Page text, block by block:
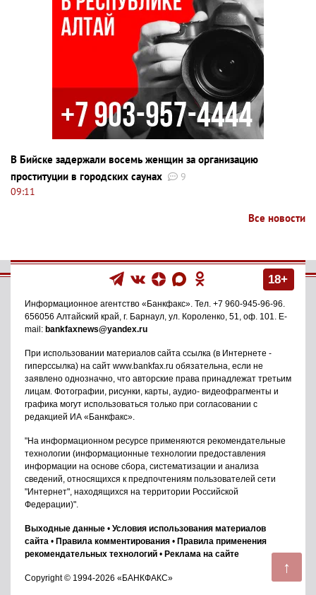
↑
В Бийске задержали восемь женщин за организацию
проституции в городских саунах
9
09:11
Все новости
18+
Информационное агентство «Банкфакс». Тел. +7 960-945-96-96.
656056 Алтайский край, г. Барнаул, ул. Короленко, 51, оф. 101. E-
mail: bankfaxnews@yandex.ru
При использовании материалов сайта ссылка (в Интернете -
гиперссылка) на сайт www.bankfax.ru обязательна, если не
заявлено однозначно, что авторские права принадлежат третьим
лицам. Фотографии, рисунки, карты, аудио- видеофрагменты и
графика могут использоваться только при согласовании с
редакцией ИА «Банкфакс».
"На информационном ресурсе применяются рекомендательные
технологии (информационные технологии предоставления
информации на основе сбора, систематизации и анализа
сведений, относящихся к предпочтениям пользователей сети
"Интернет", находящихся на территории Российской
Федерации)".
Выходные данные • Условия использования материалов
сайта • Правила комментирования • Правила применения
рекомендательных технологий • Реклама на сайте
Copyright © 1994-2026 «БАНКФАКС»